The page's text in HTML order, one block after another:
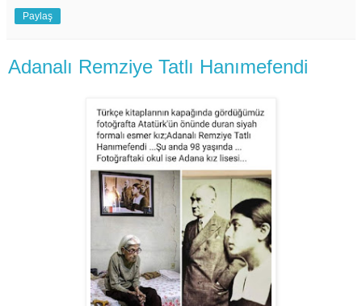
Paylaş
Adanalı Remziye Tatlı Hanımefendi